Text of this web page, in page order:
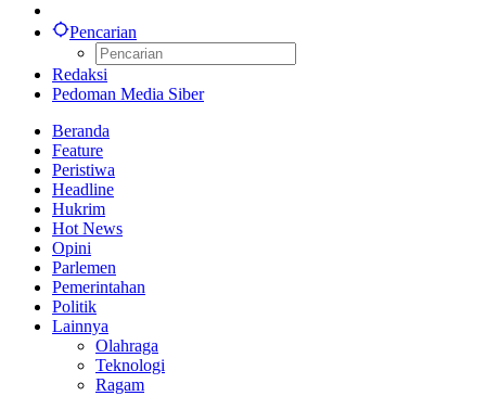
Pencarian
Redaksi
Pedoman Media Siber
Beranda
Feature
Peristiwa
Headline
Hukrim
Hot News
Opini
Parlemen
Pemerintahan
Politik
Lainnya
Olahraga
Teknologi
Ragam